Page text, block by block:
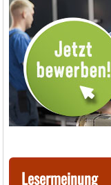
Lesermeinung